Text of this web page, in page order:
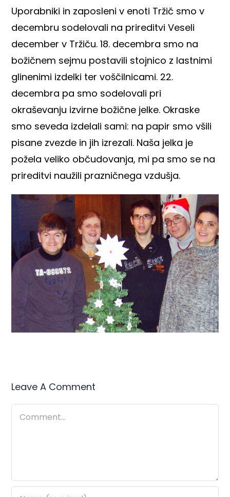
Uporabniki in zaposleni v enoti Tržič smo v
decembru sodelovali na prireditvi Veseli
december v Tržiču. 18. decembra smo na
božičnem sejmu postavili stojnico z lastnimi
glinenimi izdelki ter voščilnicami. 22.
decembra pa smo sodelovali pri
okraševanju izvirne božične jelke. Okraske
smo seveda izdelali sami: na papir smo všili
pisane zvezde in jih izrezali. Naša jelka je
požela veliko občudovanja, mi pa smo se na
prireditvi naužili prazničnega vzdušja.
Leave A Comment
Comment